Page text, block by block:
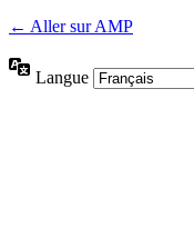
← Aller sur AMP
Langue